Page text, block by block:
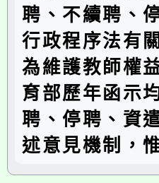
聘、不續聘、
行政程序法有
為維護教師權
育部歷年函示
聘、停聘、資
述意見機制，